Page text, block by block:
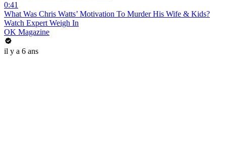
0:41
What Was Chris Watts’ Motivation To Murder His Wife & Kids?
Watch Expert Weigh In
OK Magazine
il y a 6 ans